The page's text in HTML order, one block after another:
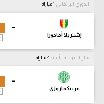
الدوري البرتغالي
-
إشتريلا أمادورا
مباريات ودية - أندية
-
فرينكفاروزي